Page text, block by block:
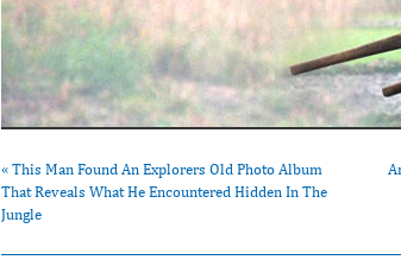
« This Man Found An Explorers Old Photo Album
That Reveals What He Encountered Hidden In The
Jungle